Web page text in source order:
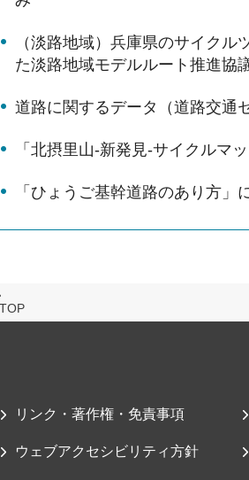
（淡路地域）兵庫県のサイクル
た淡路地域モデルルート推進協
道路に関するデータ（道路交通
「北摂里山-新発見-サイクルマ
「ひょうご基幹道路のあり方」
リンク・著作権・免責事項
ウェブアクセシビリティ方針